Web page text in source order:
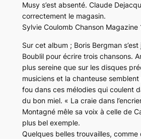
Musy s’est absenté. Claude
correctement le magasin.
Sylvie Coulomb Chanson Magazine
Sur cet album ; Boris Bergman
Boublil pour écrire trois chansons.
plus sereine que sur les disques
musiciens et la chanteuse
fou dans ces mélodies qui coulent
du bon miel. « La craie dans
Montagné mêle sa voix à celle de
plus bel exemple.
Quelques belles trouvailles, comme